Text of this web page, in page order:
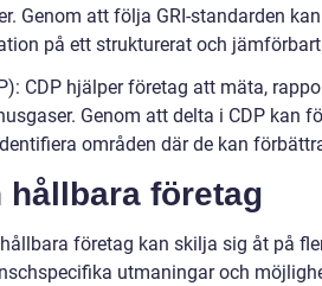
Genom att följa GRI-standarden
på ett strukturerat och
CDP hjälper företag att mäta,
Genom att delta i CDP kan
områden där de kan
företag
företag kan skilja sig åt på
utmaningar och